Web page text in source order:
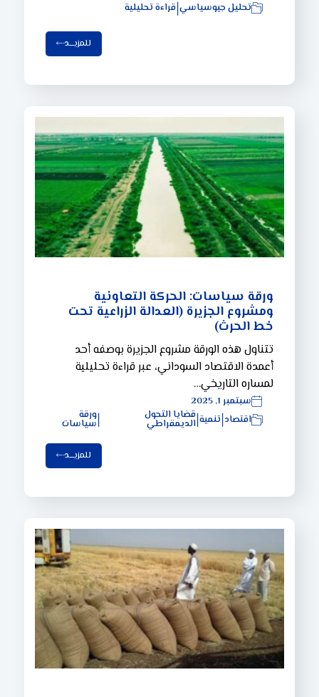
تحليل جيوسياسي |قراءة تحليلية
للمزيـــد
ورقة سياسات: الحركة التعاونية
ومشروع الجزيرة (العدالة الزراعية تحت
خط الحرث)
تتناول هذه الورقة مشروع الجزيرة بوصفه أحد
أعمدة الاقتصاد السوداني، عبر قراءة تحليلية
لمساره التاريخي…
سبتمبر 1, 2025
اقتصاد |تنمية |قضايا التحول
الديمقراطي |ورقة
سياسات
للمزيـــد